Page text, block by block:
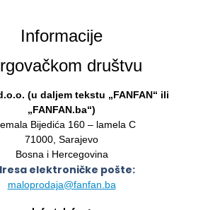
Informacije
društvu
(u daljem tekstu „FANFAN“ ili
„FANFAN.ba“)
Bijedića 160 – lamela C
71000, Sarajevo
Bosna i Hercegovina
elektroničke pošte:
maloprodaja@fanfan.ba